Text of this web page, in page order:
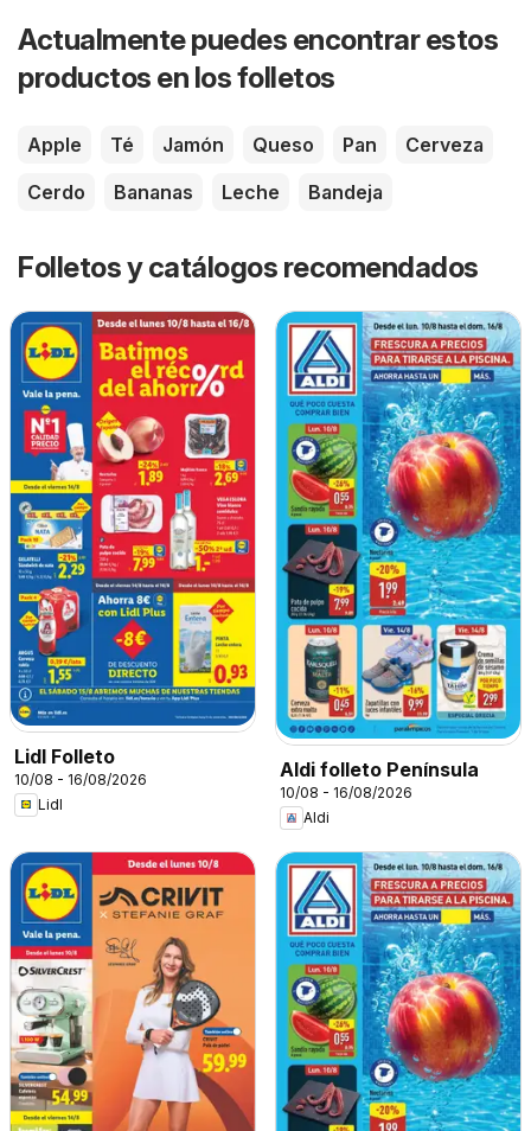
Actualmente puedes encontrar estos
productos en los folletos
Apple Té Jamón Queso Pan
Cerveza
Cerdo
Bananas Leche Bandeja
Folletos y catálogos recomendados
Lidl Folleto
10/08 - 16/08/2026
Lidl
Aldi folleto Península
10/08 - 16/08/2026
Aldi